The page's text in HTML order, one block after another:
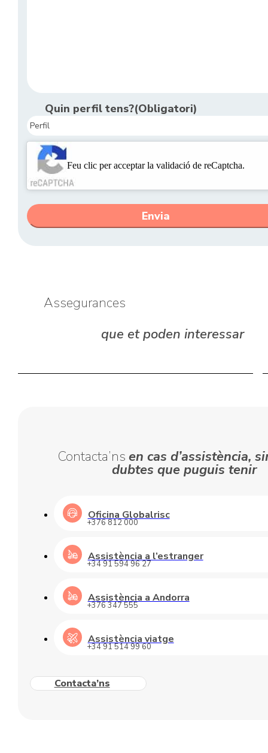
Quin perfil tens?(Obligatori)
CAPTCHA
Feu clic per acceptar la validació de reCaptcha.
Assegurances
que et poden interessar
Contacta’ns en cas d’assistència,
dubtes que puguis tenir
Oficina Globalrisc
+376 812 000
Assistència a l’estranger
+34 91 594 96 27
Assistència a Andorra
+376 347 555
Assistència viatge
+34 91 514 99 60
Contacta’ns